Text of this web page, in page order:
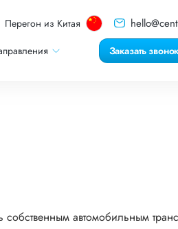
Перегон из Китая
Заказать
автомобильным